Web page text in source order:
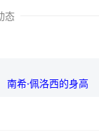
态
南希·佩洛西的身高